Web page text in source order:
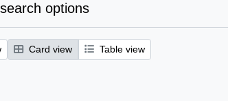
options
Card view Table view